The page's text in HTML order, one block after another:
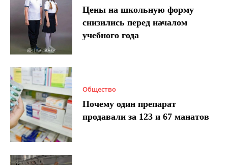
Цены на школьную форму
снизились перед началом
учебного года
Общество
Почему один препарат
продавали за 123 и 67 манатов